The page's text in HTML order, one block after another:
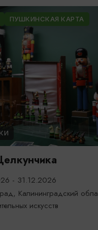
ПУШКИНСКАЯ КАРТА
- 31.12.2026
Калининградский
искусств